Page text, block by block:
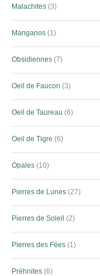
Malachites 3
Manganos 1
Obsidiennes 7
Oeil de Faucon 3
Oeil de Taureau 6
Oeil de Tigre 6
Opales 10
Pierres de Lunes 27
Pierres de Soleil 2
Pierres des Fées 1
Préhnites 6